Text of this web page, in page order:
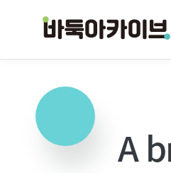
바둑아카이브
A